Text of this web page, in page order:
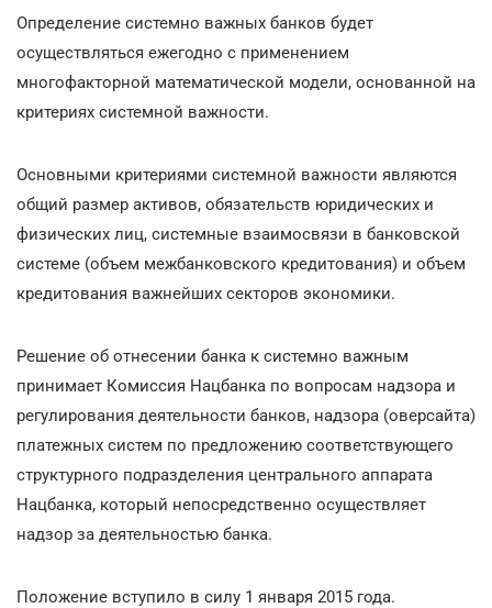
Определение системно важных банков будет
осуществляться ежегодно с применением
многофакторной математической модели, основанной на
критериях системной важности.
Основными критериями системной важности являются
общий размер активов, обязательств юридических и
физических лиц, системные взаимосвязи в банковской
системе (объем межбанковского кредитования) и объем
кредитования важнейших секторов экономики.
Решение об отнесении банка к системно важным
принимает Комиссия Нацбанка по вопросам надзора и
регулирования деятельности банков, надзора (оверсайта)
платежных систем по предложению соответствующего
структурного подразделения центрального аппарата
Нацбанка, который непосредственно осуществляет
надзор за деятельностью банка.
Положение вступило в силу 1 января 2015 года.